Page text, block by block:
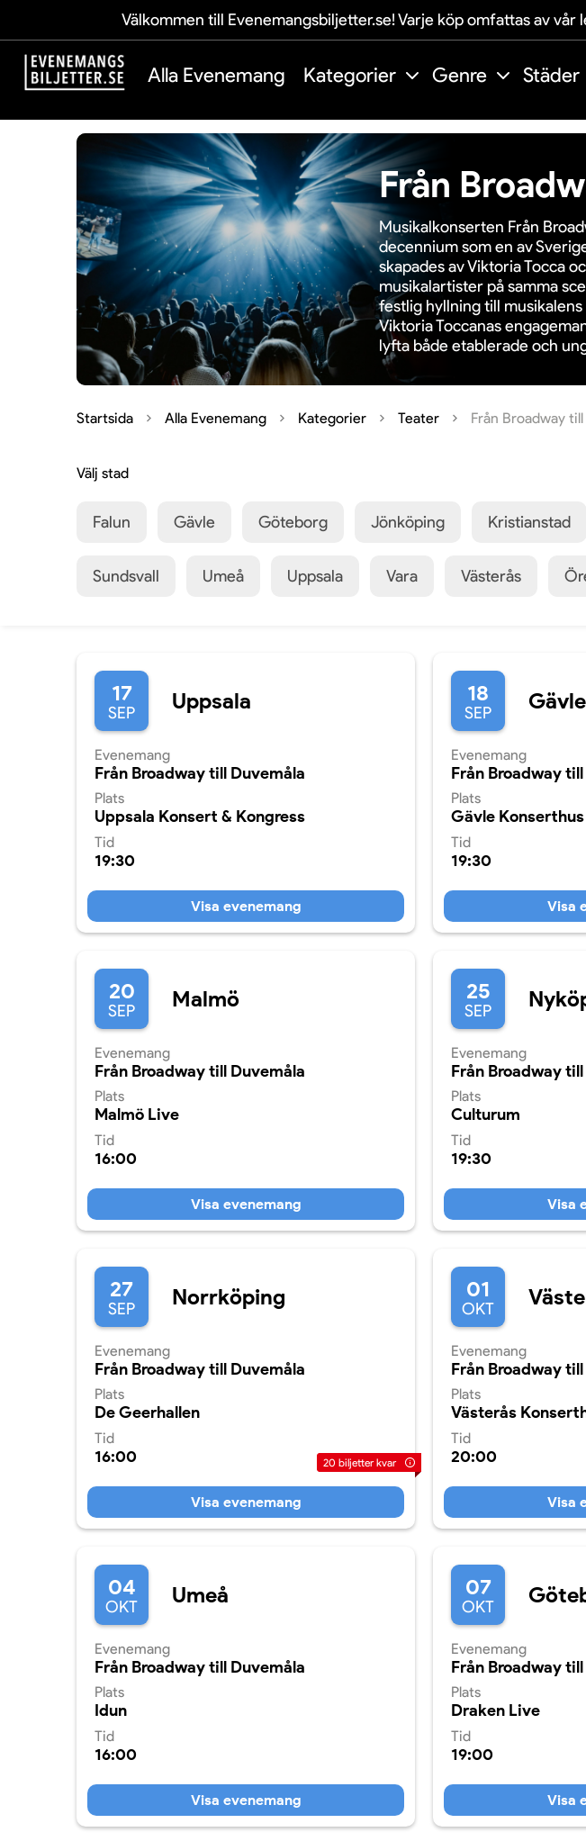
Välkommen till Evenemangsbiljetter.se! Varje köp omfattas av
Alla Evenemang Kategorier Genre Städer
Från
Musikalkonserten Från
decennium som en av
skapades av Viktoria Tocca
musikalartister på samma
festlig hyllning till
Viktoria Toccanas
lyfta både etablerade och
Startsida Alla Evenemang Kategorier Teater Från Broadway
Välj stad
Falun Gävle Göteborg Jönköping Kristianstad
Sundsvall Umeå Uppsala Vara Västerås
17
SEP Uppsala
Plats
Uppsala Konsert & Kongress
Evenemang
Från Broadway till Duvemåla
Tid
19:30
Visa evenemang
18
SEP Gävle
Plats
Gävle Konserthus
Evenemang
Från Broadway
Tid
19:30
Visa
20
SEP Malmö
Plats
Malmö Live
Evenemang
Från Broadway till Duvemåla
Tid
16:00
Visa evenemang
25
SEP
Plats
Culturum
Evenemang
Från Broadway
Tid
19:30
Visa
27
SEP Norrköping
Plats
De Geerhallen
Evenemang
Från Broadway till Duvemåla
Tid
16:00
Visa evenemang
20 biljetter kvar
01
OKT
Plats
Västerås
Evenemang
Från Broadway
Tid
20:00
Visa
04
OKT Umeå
Plats
Idun
Evenemang
Från Broadway till Duvemåla
Tid
16:00
Visa evenemang
07
OKT
Plats
Draken Live
Evenemang
Från Broadway
Tid
19:00
Visa